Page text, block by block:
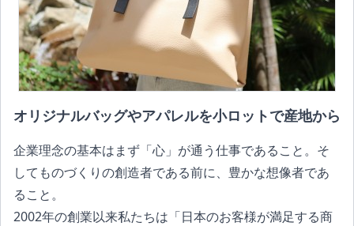
オリジナルバッグやアパレルを小ロットで産地から
企業理念の基本はまず「心」が通う仕事であること。そ
してものづくりの創造者である前に、豊かな想像者であ
ること。
2002年の創業以来私たちは「日本のお客様が満足する商